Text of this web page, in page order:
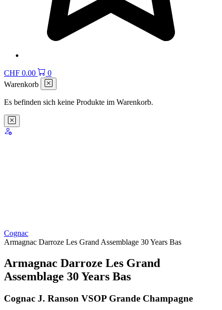
CHF 0.00
0
Warenkorb
Es befinden sich keine Produkte im Warenkorb.
Cognac
Armagnac Darroze Les Grand Assemblage 30 Years Bas
Armagnac Darroze Les Grand
Assemblage 30 Years Bas
Cognac J. Ranson VSOP Grande Champagne